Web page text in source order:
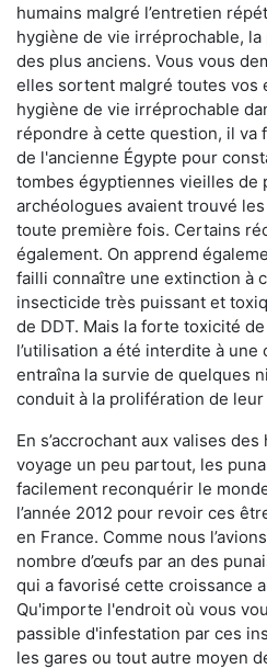
humains malgré l’entretien
hygiène de vie irréprochable,
des plus anciens. Vous vous
elles sortent malgré toutes vos
hygiène de vie irréprochable
répondre à cette question, il va
de l'ancienne Égypte pour
tombes égyptiennes vieilles de
archéologues avaient trouvé
toute première fois. Certains
également. On apprend
failli connaître une extinction à
insecticide très puissant et
de DDT. Mais la forte toxicité
l’utilisation a été interdite à
entraîna la survie de quelques
conduit à la prolifération de leur
En s’accrochant aux valises
voyage un peu partout, les
facilement reconquérir le
l’année 2012 pour revoir ces
en France. Comme nous
nombre d’œufs par an des
qui a favorisé cette croissance
Qu'importe l'endroit où vous
passible d'infestation par ces
les gares ou tout autre moyen